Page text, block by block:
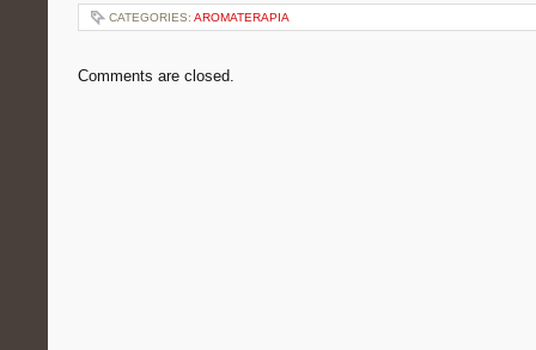
CATEGORIES: AROMATERAPIA
Comments are closed.